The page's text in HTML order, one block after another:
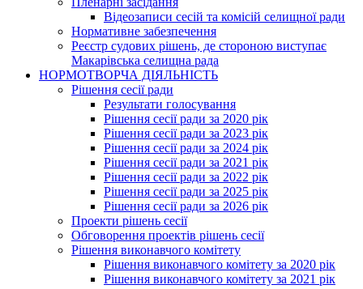
Відеозаписи сесій та комісій селищної ради
Нормативне забезпечення
Реєстр судових рішень, де стороною виступає
Макарівська селищна рада
НОРМОТВОРЧА ДІЯЛЬНІСТЬ
Рішення сесії ради
Результати голосування
Рішення сесії ради за 2020 рік
Рішення сесії ради за 2023 рік
Рішення сесії ради за 2024 рік
Рішення сесії ради за 2021 рік
Рішення сесії ради за 2022 рік
Рішення сесії ради за 2025 рік
Рішення сесії ради за 2026 рік
Проекти рішень сесії
Обговорення проектів рішень сесії
Рішення виконавчого комітету
Рішення виконавчого комітету за 2020 рік
Рішення виконавчого комітету за 2021 рік